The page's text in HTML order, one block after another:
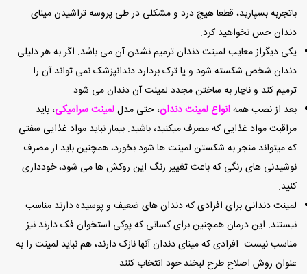
باتجربه بسپارید، قطعا هیچ درد و مشکلی در طی پروسه تراشیدن مینای
دندان حس نخواهید کرد.
یکی دیگر‌از معایب لمینت دندان ترمیم نشدن آن می باشد. اگر به هر دلیلی
دندان شخص شکسته شود و یا ترک بردارد دندانپزشک نمی تواند آن را
ترمیم کند و ناچار به ساختن مجدد لمینت آن دندان می شود.
بعد از نصب همهانواع لمینت دندان، حتی مدللمینت سرامیکی، باید
مراقبت مواد غذایی که مصرف میکنید، باشید. بیمار نباید مواد غذایی سفتی
که میتواند منجر به شکستن لمینت ها شود بخورد، همچنین باید از مصرف
نوشیدنی های رنگی که باعث تغییر رنگ این روکش ها می شود، خودداری
کنید.
لمینت دندانی برای افرادی که دندان های ضعیف و پوسیده دارند مناسب
نیستند. این درمان همچنین برای کسانی که پوکی استخوان فک دارند نیز
مناسب نیست. افرادی که مینای دندان آنها نازک دارند، هم نباید لمینت را به
عنوان روش اصلاح طرح لبخند خود انتخاب کنند.